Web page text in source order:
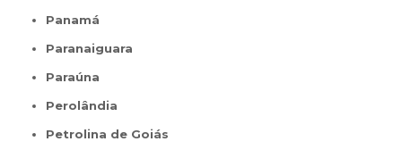
Panamá
Paranaiguara
Paraúna
Perolândia
Petrolina de Goiás